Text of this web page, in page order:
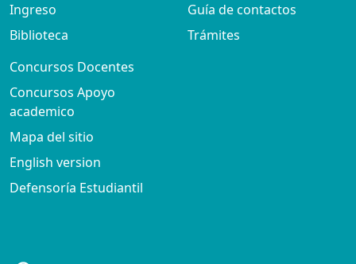
Ingreso
Biblioteca
Guía de contactos
Trámites
Concursos Docentes
Concursos Apoyo
academico
Mapa del sitio
English version
Defensoría Estudiantil